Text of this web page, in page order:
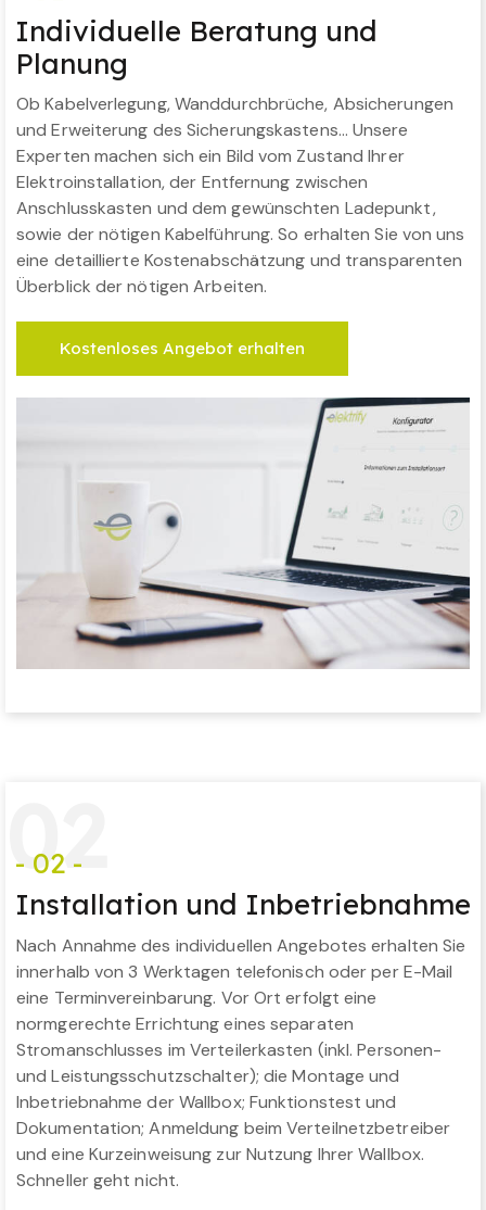
Individuelle Beratung und
Planung
Ob Kabelverlegung, Wanddurchbrüche, Absicherungen
und Erweiterung des Sicherungskastens… Unsere
Experten machen sich ein Bild vom Zustand Ihrer
Elektroinstallation, der Entfernung zwischen
Anschlusskasten und dem gewünschten Ladepunkt,
sowie der nötigen Kabelführung. So erhalten Sie von uns
eine detaillierte Kostenabschätzung und transparenten
Überblick der nötigen Arbeiten.
Kostenloses Angebot erhalten
02
- 02 -
Installation und Inbetriebnahme
Nach Annahme des individuellen Angebotes erhalten Sie
innerhalb von 3 Werktagen telefonisch oder per E-Mail
eine Terminvereinbarung. Vor Ort erfolgt eine
normgerechte Errichtung eines separaten
Stromanschlusses im Verteilerkasten (inkl. Personen-
und Leistungsschutzschalter); die Montage und
Inbetriebnahme der Wallbox; Funktionstest und
Dokumentation; Anmeldung beim Verteilnetzbetreiber
und eine Kurzeinweisung zur Nutzung Ihrer Wallbox.
Schneller geht nicht.